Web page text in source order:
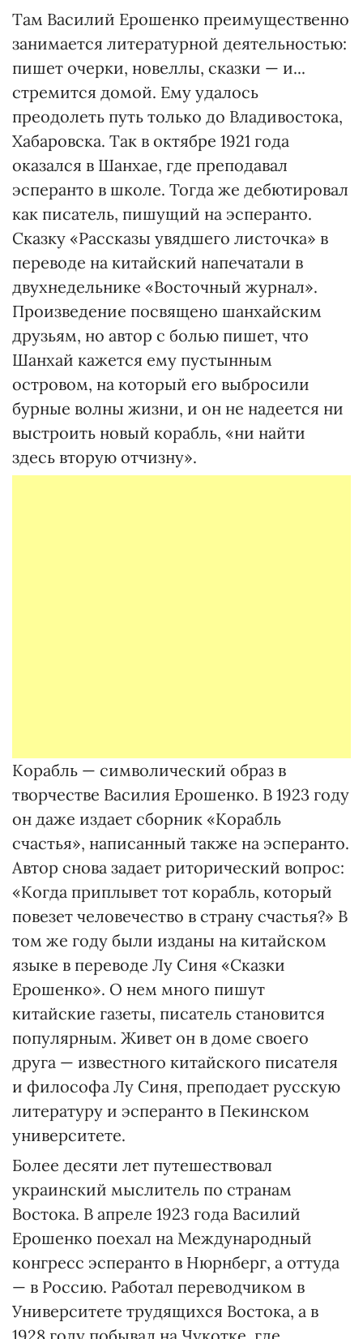
Там Василий Ерошенко преимущественно
занимается литературной деятельностью:
пишет очерки, новеллы, сказки — и...
стремится домой. Ему удалось
преодолеть путь только до Владивостока,
Хабаровска. Так в октябре 1921 года
оказался в Шанхае, где преподавал
эсперанто в школе. Тогда же дебютировал
как писатель, пишущий на эсперанто.
Сказку «Рассказы увядшего листочка» в
переводе на китайский напечатали в
двухнедельнике «Восточный журнал».
Произведение посвящено шанхайским
друзьям, но автор с болью пишет, что
Шанхай кажется ему пустынным
островом, на который его выбросили
бурные волны жизни, и он не надеется ни
выстроить новый корабль, «ни найти
здесь вторую отчизну».
Корабль — символический образ в
творчестве Василия Ерошенко. В 1923 году
он даже издает сборник «Корабль
счастья», написанный также на эсперанто.
Автор снова задает риторический вопрос:
«Когда приплывет тот корабль, который
повезет человечество в страну счастья?» В
том же году были изданы на китайском
языке в переводе Лу Синя «Сказки
Ерошенко». О нем много пишут
китайские газеты, писатель становится
популярным. Живет он в доме своего
друга — известного китайского писателя
и философа Лу Синя, преподает русскую
литературу и эсперанто в Пекинском
университете.
Более десяти лет путешествовал
украинский мыслитель по странам
Востока. В апреле 1923 года Василий
Ерошенко поехал на Международный
конгресс эсперанто в Нюрнберг, а оттуда
— в Россию. Работал переводчиком в
Университете трудящихся Востока, а в